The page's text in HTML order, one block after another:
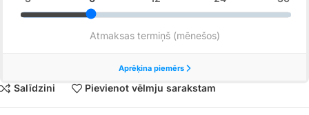
Salīdzini Pievienot vēlmju sarakstam